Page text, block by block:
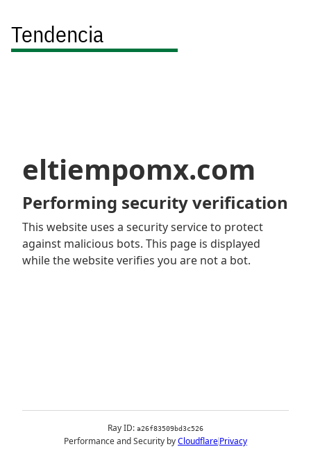
Tendencia